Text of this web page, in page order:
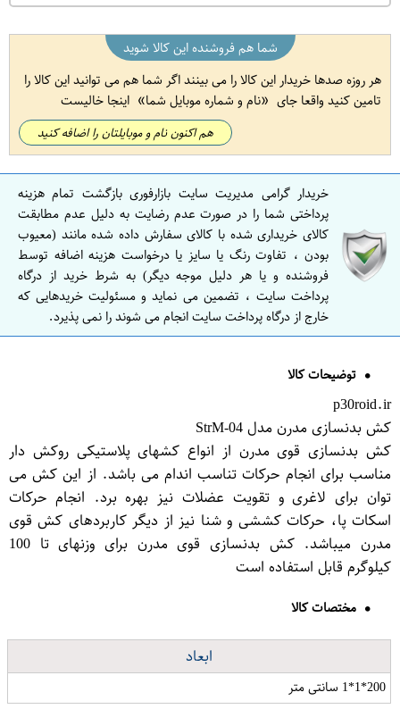
شما هم فروشنده این کالا شوید
هر روزه صدها خریدار این کالا را می بینند اگر شما هم می توانید این کالا را
تامین کنید واقعا جای
نام و شماره موبایل شما اینجا خالیست
هم اکنون نام و موبایلتان را اضافه کنید
خریدار گرامی مدیریت سایت بازارفوری بازگشت تمام هزینه
پرداختی شما را در صورت عدم رضایت به دلیل عدم مطابقت
کالای خریداری شده با کالای سفارش داده شده مانند (معیوب
بودن ، تفاوت رنگ یا سایز یا درخواست هزینه اضافه توسط
فروشنده و یا هر دلیل موجه دیگر) به شرط خرید از درگاه
پرداخت سایت ، تضمین می نماید و مسئولیت خریدهایی که
خارج از درگاه پرداخت سایت انجام می شوند را نمی پذیرد.
توضیحات کالا
p30roid.ir
کش بدنسازی مدرن مدل StrM-04
کش بدنسازی قوی مدرن از انواع کشهای پلاستیکی روکش دار
مناسب برای انجام حرکات تناسب اندام می باشد. از این کش می
توان برای لاغری و تقویت عضلات نیز بهره برد. انجام حرکات
اسکات پا، حرکات کششی و شنا نیز از دیگر کاربردهای کش قوی
مدرن میباشد. کش بدنسازی قوی مدرن برای وزنهای تا 100
کیلوگرم قابل استفاده است
مختصات کالا
ابعاد
200*1*1 سانتی متر